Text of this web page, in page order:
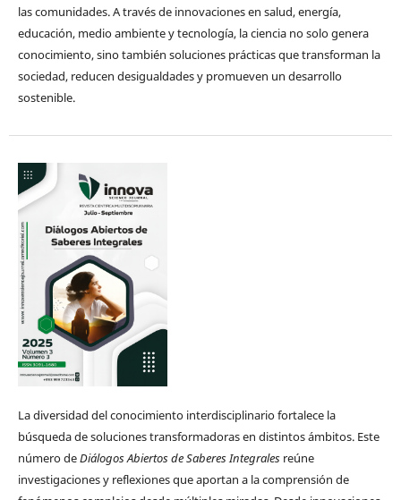
las comunidades. A través de innovaciones en salud, energía,
educación, medio ambiente y tecnología, la ciencia no solo genera
conocimiento, sino también soluciones prácticas que transforman la
sociedad, reducen desigualdades y promueven un desarrollo
sostenible.
La diversidad del conocimiento interdisciplinario fortalece la
búsqueda de soluciones transformadoras en distintos ámbitos. Este
número deDiálogos Abiertos de Saberes Integralesreúne
investigaciones y reflexiones que aportan a la comprensión de